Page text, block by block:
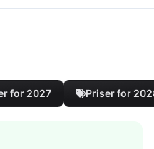
for 2027 Priser for